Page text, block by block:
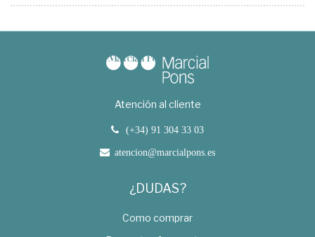
Atención al cliente
(+34) 91 304 33 03
atencion@marcialpons.es
¿DUDAS?
Como comprar